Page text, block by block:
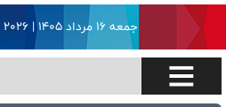
جمعه ۱۶ مرداد ۱۴۰۵ | Friday 7 August 2026